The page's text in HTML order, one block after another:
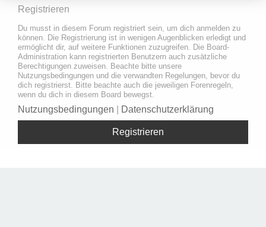
Registrieren
Du musst in diesem Forum registriert sein, um dich anmelden zu
können. Die Registrierung ist in wenigen Augenblicken erledigt und
ermöglicht dir, auf weitere Funktionen zuzugreifen. Die Board-
Administration kann registrierten Benutzern auch zusätzliche
Berechtigungen zuweisen. Beachte bitte unsere
Nutzungsbedingungen und die verwandten Regelungen, bevor du
dich registrierst. Bitte beachte auch die jeweiligen Forenregeln,
wenn du dich in diesem Board bewegst.
Nutzungsbedingungen Datenschutzerklärung
Registrieren